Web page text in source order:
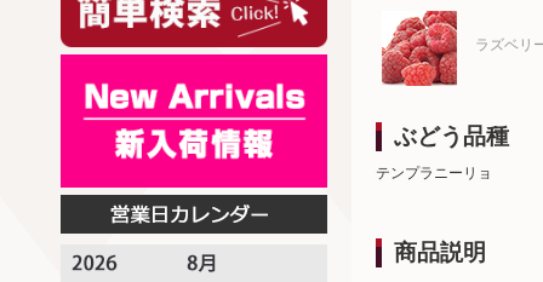
ラズベリ
ぶどう品種
テンプラニーリョ
商品説明